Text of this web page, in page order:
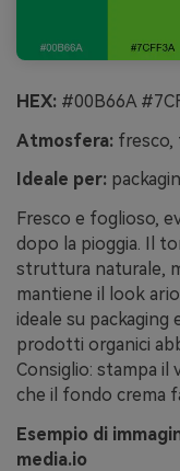
HEX: #00B66A
Atmosfera: fresco,
Ideale per:
Fresco e foglioso,
dopo la pioggia. Il
struttura naturale,
mantiene il look
ideale su
prodotti organici
Consiglio: stampa il
che il fondo crema
Esempio di
media.io